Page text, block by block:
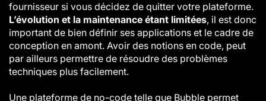
fournisseur si vous décidez de quitter votre plateforme.
L’évolution et la maintenance étant limitées, il est donc
important de bien définir ses applications et le cadre de
conception en amont. Avoir des notions en code, peut
par ailleurs permettre de résoudre des problèmes
techniques plus facilement.
Une plateforme de no-code telle que Bubble permet